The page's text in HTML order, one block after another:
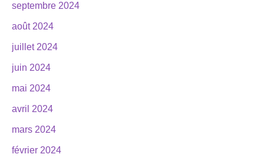
septembre 2024
août 2024
juillet 2024
juin 2024
mai 2024
avril 2024
mars 2024
février 2024